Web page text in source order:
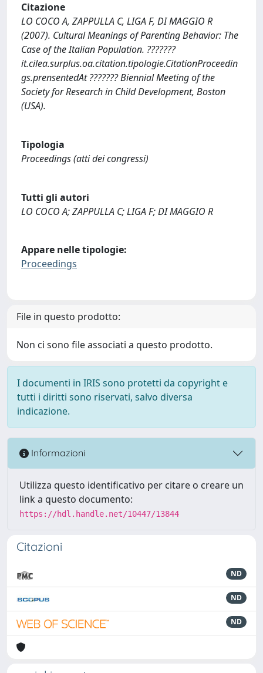
Citazione
LO COCO A, ZAPPULLA C, LIGA F, DI MAGGIO R
(2007). Cultural Meanings of Parenting Behavior: The
Case of the Italian Population. ???????
it.cilea.surplus.oa.citation.tipologie.CitationProceedin
gs.prensentedAt ??????? Biennial Meeting of the
Society for Research in Child Development, Boston
(USA).
Tipologia
Proceedings (atti dei congressi)
Tutti gli autori
LO COCO A; ZAPPULLA C; LIGA F; DI MAGGIO R
Appare nelle tipologie:
Proceedings
File in questo prodotto:
Non ci sono file associati a questo prodotto.
I documenti in IRIS sono protetti da copyright e
tutti i diritti sono riservati, salvo diversa
indicazione.
Informazioni
Utilizza questo identificativo per citare o creare un
link a questo documento:
https://hdl.handle.net/10447/13844
Citazioni
ND
ND
ND